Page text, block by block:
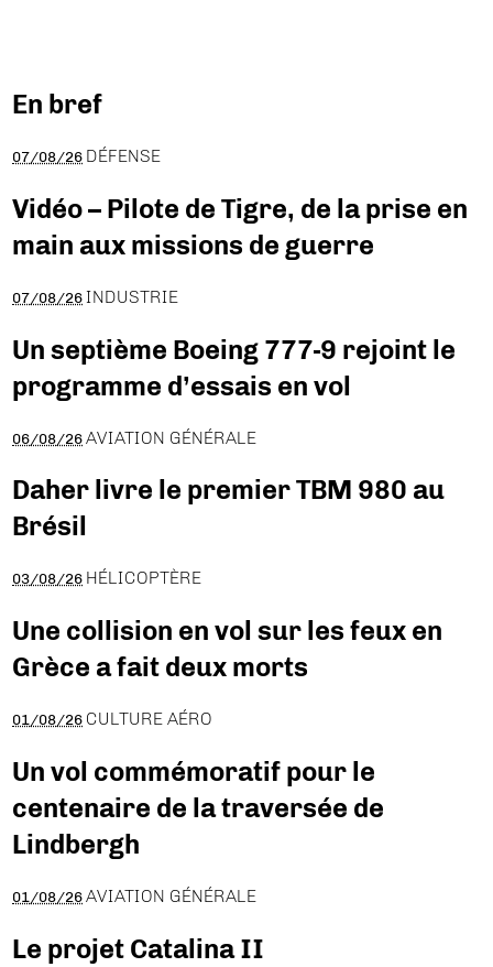
En bref
07/08/26 DÉFENSE
Vidéo – Pilote de Tigre, de la prise en
main aux missions de guerre
07/08/26 INDUSTRIE
Un septième Boeing 777-9 rejoint le
programme d’essais en vol
06/08/26 AVIATION GÉNÉRALE
Daher livre le premier TBM 980 au
Brésil
03/08/26 HÉLICOPTÈRE
Une collision en vol sur les feux en
Grèce a fait deux morts
01/08/26 CULTURE AÉRO
Un vol commémoratif pour le
centenaire de la traversée de
Lindbergh
01/08/26 AVIATION GÉNÉRALE
Le projet Catalina II